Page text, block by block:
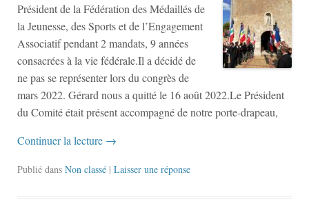
Président de la Fédération des Médaillés de
la Jeunesse, des Sports et de l’Engagement
Associatif pendant 2 mandats, 9 années
consacrées à la vie fédérale.Il a décidé de
ne pas se représenter lors du congrès de
mars 2022. Gérard nous a quitté le 16 août 2022.Le Président
du Comité était présent accompagné de notre porte-drapeau,
Continuer la lecture →
Publié dans Non classé | Laisser une réponse